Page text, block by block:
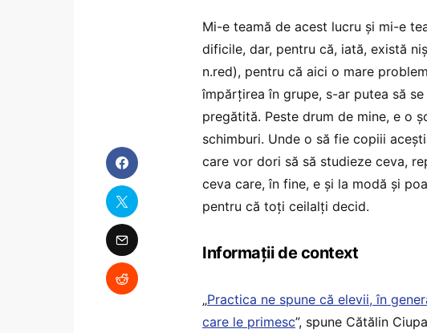
Mi-e teamă de acest lucru și mi-e
dificile, dar, pentru că, iată, există
n.red), pentru că aici o mare
împărțirea în grupe, s-ar putea să
pregătită. Peste drum de mine, e o
schimburi. Unde o să fie copiii
care vor dori să să studieze ceva,
ceva care, în fine, e și la modă și
pentru că toți ceilalți decid.
Informații de context
„Practica ne spune că elevii, în
care le primesc”, spune Cătălin